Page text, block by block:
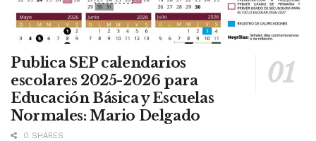
Publica SEP calendarios
escolares 2025-2026 para
Educación Básica y Escuelas
Normales: Mario Delgado
0 SHARES